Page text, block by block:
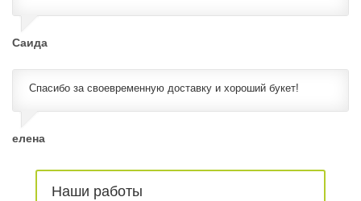
Саида
Спасибо за своевременную доставку и хороший букет!
елена
Наши работы